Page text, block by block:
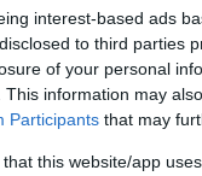
interest-based ads
to third parties
of your personal
This information may
Participants that may
that this website/app
automatisoi
ja
Ota käyttöösi
sopimuspohjat
PROCOUNTORIN
vaikuttaa
kun
jokodebet – tai